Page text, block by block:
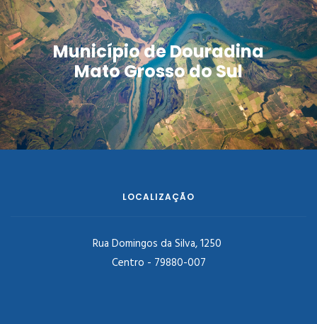
Município de Douradina
Mato Grosso do Sul
LOCALIZAÇÃO
Rua Domingos da Silva, 1250
Centro - 79880-007